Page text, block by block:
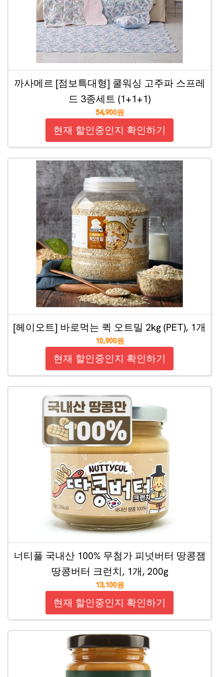
까사메르 [점보특대형] 쿨워싱 고주파 스프레
드 3종세트 (1+1+1)
54,900원
현재 할인중인지 확인하기
[헤이오트] 바로먹는 퀵 오트밀 2kg (PET), 1개
10,900원
현재 할인중인지 확인하기
너티풀 국내산 100% 무첨가 피넛버터 땅콩잼
땅콩버터 크런치, 1개, 200g
13,100원
현재 할인중인지 확인하기